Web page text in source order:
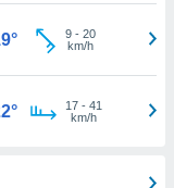
9- 20
km/h
17- 41
km/h